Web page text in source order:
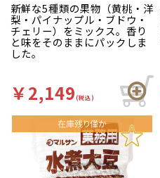
新鮮な5種類の果物（黄桃・洋
梨・パイナップル・ブドウ・
チェリー）をミックス。香り
と味をそのままにパックしま
した。
￥2,149(税込)